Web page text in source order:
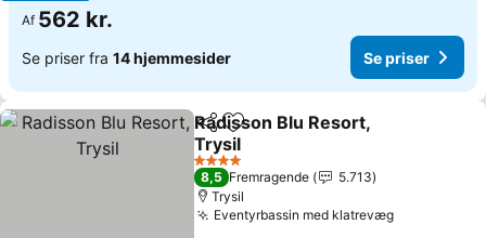
Af 562 kr.
Se priser fra 14 hjemmesider Se priser
Del Føj til favoritter
Radisson Blu Resort,
Trysil
4 Stjerner
8,5 Fremragende
5.713
Trysil
Eventyrbassin med klatrevæg